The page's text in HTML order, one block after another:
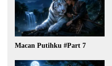
Macan Putihku #Part 7